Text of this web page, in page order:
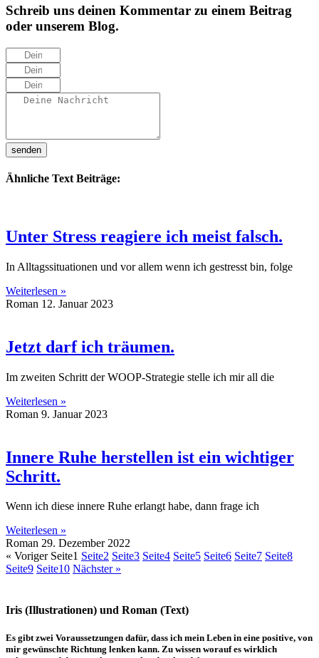
Schreib uns deinen Kommentar zu einem Beitrag
oder unserem Blog.
senden
Ähnliche Text Beiträge:
Unter Stress reagiere ich meist falsch.
In Alltagssituationen und vor allem wenn ich gestresst bin, folge
Weiterlesen »
Roman 12. Januar 2023
Jetzt darf ich träumen.
Im zweiten Schritt der WOOP-Strategie stelle ich mir all die
Weiterlesen »
Roman 9. Januar 2023
Innere Ruhe herstellen ist ein wichtiger
Schritt.
Wenn ich diese innere Ruhe erlangt habe, dann frage ich
Weiterlesen »
Roman 29. Dezember 2022
« Voriger Seite1 Seite2 Seite3 Seite4 Seite5 Seite6 Seite7 Seite8
Seite9 Seite10 Nächster »
Iris (Illustrationen) und Roman (Text)
Es gibt zwei Voraussetzungen dafür, dass ich mein Leben in eine positive, von
mir gewünschte Richtung lenken kann. Zu wissen worauf es wirklich